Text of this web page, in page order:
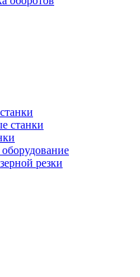
станки
резки